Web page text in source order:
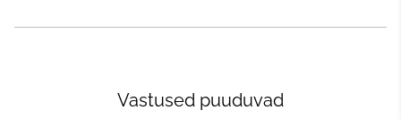
Vastused puuduvad